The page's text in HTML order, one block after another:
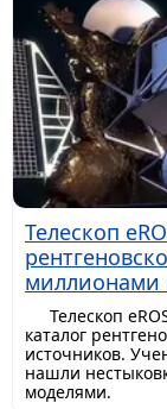
Телескоп
миллионами
Телескоп
каталог
источников.
нашли
моделями.